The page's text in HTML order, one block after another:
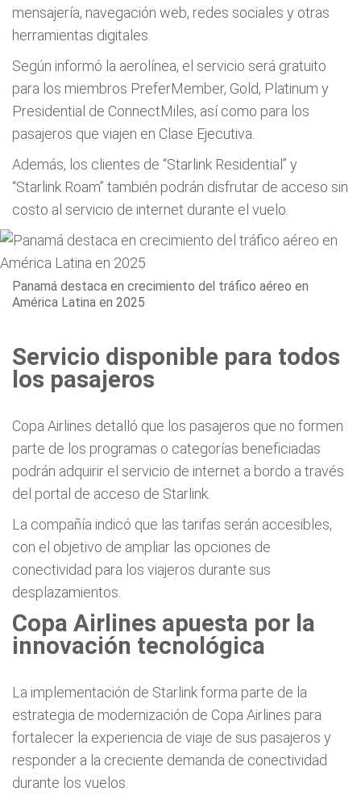
mensajería, navegación web, redes sociales y otras
herramientas digitales.
Según informó la aerolínea, el servicio será gratuito
para los miembros PreferMember, Gold, Platinum y
Presidential de ConnectMiles, así como para los
pasajeros que viajen en Clase Ejecutiva.
Además, los clientes de “Starlink Residential” y
“Starlink Roam” también podrán disfrutar de acceso sin
costo al servicio de internet durante el vuelo.
Panamá destaca en crecimiento del tráfico aéreo en
América Latina en 2025
Servicio disponible para todos
los pasajeros
Copa Airlines detalló que los pasajeros que no formen
parte de los programas o categorías beneficiadas
podrán adquirir el servicio de internet a bordo a través
del portal de acceso de Starlink.
La compañía indicó que las tarifas serán accesibles,
con el objetivo de ampliar las opciones de
conectividad para los viajeros durante sus
desplazamientos.
Copa Airlines apuesta por la
innovación tecnológica
La implementación de Starlink forma parte de la
estrategia de modernización de Copa Airlines para
fortalecer la experiencia de viaje de sus pasajeros y
responder a la creciente demanda de conectividad
durante los vuelos.